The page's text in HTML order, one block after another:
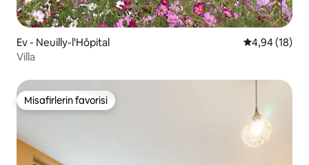
Ev - Neuilly-l'Hôpital 5 üzerinden
4,94 (18)
Villa
Misafirlerin favorisi
Misafirlerin favorisi